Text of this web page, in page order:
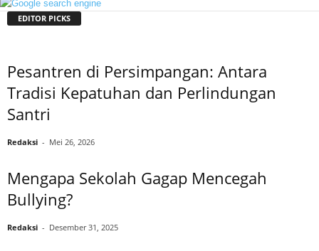
EDITOR PICKS
Pesantren di Persimpangan: Antara
Tradisi Kepatuhan dan Perlindungan
Santri
Redaksi - Mei 26, 2026
Mengapa Sekolah Gagap Mencegah
Bullying?
Redaksi - Desember 31, 2025